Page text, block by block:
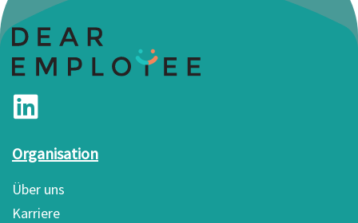
Organisation
Über uns
Karriere